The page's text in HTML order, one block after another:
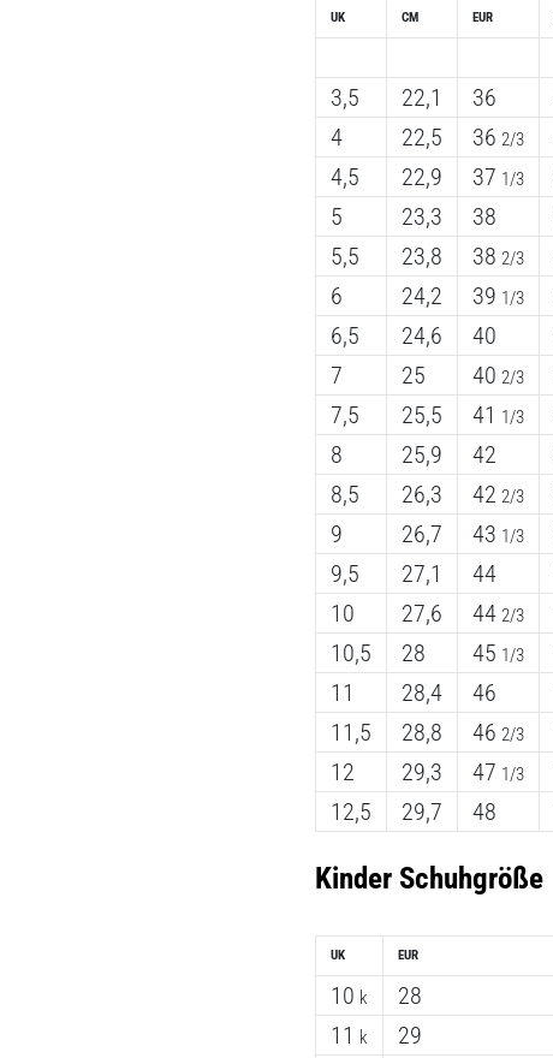
UK
3,5
4
4,5
5
5,5
6
6,5
7
7,5
8
8,5
9
9,5
10
10,5
11
11,5
12
12,5
CM
22,1
22,5
22,9
23,3
23,8
24,2
24,6
25
25,5
25,9
26,3
26,7
27,1
27,6
28
28,4
28,8
29,3
29,7
EUR
36
36 2/3
37 1/3
38
38 2/3
39 1/3
40
40 2/3
41 1/3
42
42 2/3
43 1/3
44
44 2/3
45 1/3
46
46 2/3
47 1/3
48
Kinder Schuhgröße
UK
10 k
11 k
EUR
28
29